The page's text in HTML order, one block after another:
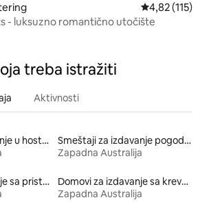
Prosečna
4,82 (115)
- luksuzno romantično utočište
treba istražiti
Aktivnosti
Smeštaji za izdavanje u hostelima
Smeštaji za izdavanje pogodni za kućne ljubimce
Zapadna Australija
Domovi za izdavanje sa pristupom jezeru
Domovi za izdavanje sa krevetom prilagođenim posebnim potrebama po visini
Zapadna Australija